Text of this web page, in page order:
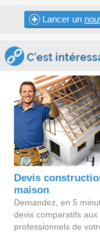
Lancer un
C'est
Devis
maison
Demandez, en 5
devis comparatifs aux
professionnels de